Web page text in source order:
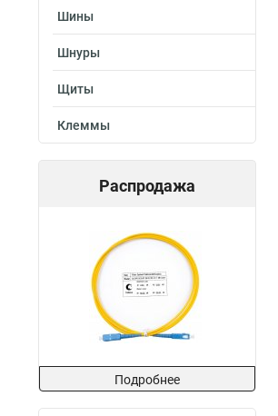
Шины
Шнуры
Щиты
Клеммы
Распродажа
Подробнее